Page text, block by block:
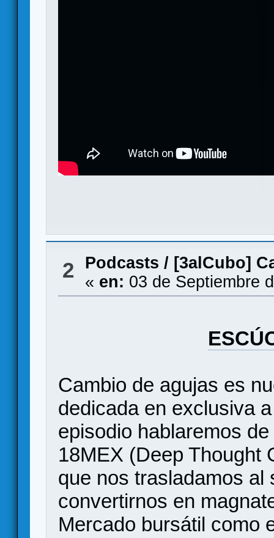
2 Podcasts / [3alCubo]
« en: 03 de Septiembre
Cambio de agujas es
dedicada en exclusiva
episodio hablaremos
18MEX (Deep Thought
que nos trasladamos
convertirnos en
Mercado bursátil como